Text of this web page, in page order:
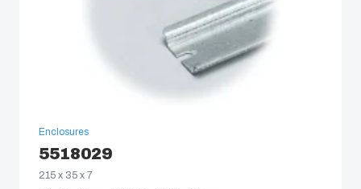
Enclosures
5518029
215 x 35 x 7